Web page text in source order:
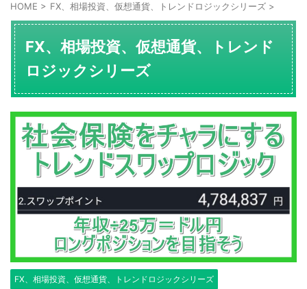
HOME > FX、相場投資、仮想通貨、トレンドロジックシリーズ >
FX、相場投資、仮想通貨、トレンド
ロジックシリーズ
FX、相場投資、仮想通貨、トレンドロジックシリーズ